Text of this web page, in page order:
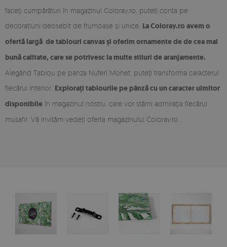
faceți cumpărături în magazinul Coloray.ro, puteți conta pe
decorațiuni deosebit de frumoase și unice. La Coloray.ro avem o
ofertă largă de tablouri canvas și oferim ornamente de de cea mai
bună calitate, care se potrivesc la multe stiluri de aranjamente.
Alegând Tablou pe panza Nuferi Monet, puteți transforma caracterul
fiecărui interior. Explorați tablourile pe pânză cu un caracter uimitor
disponibile în magazinul nostru, care vor stârni admirația fiecărui
musafir. Vă invităm vedeți oferta magazinului Coloray.ro .